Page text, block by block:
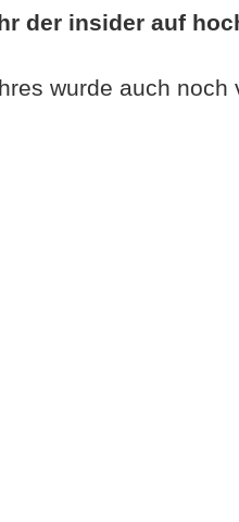
der insider auf
wurde auch